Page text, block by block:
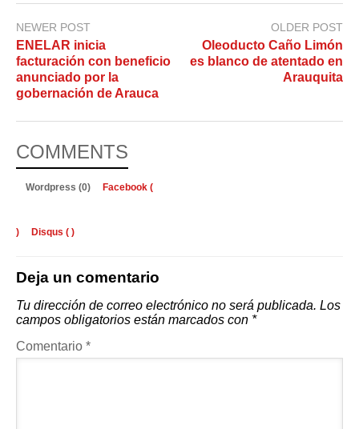
NEWER POST
ENELAR inicia
facturación con beneficio
anunciado por la
gobernación de Arauca
OLDER POST
Oleoducto Caño Limón
es blanco de atentado en
Arauquita
COMMENTS
Wordpress (0) Facebook (
) Disqus ( )
Deja un comentario
Tu dirección de correo electrónico no será publicada. Los
campos obligatorios están marcados con *
Comentario *